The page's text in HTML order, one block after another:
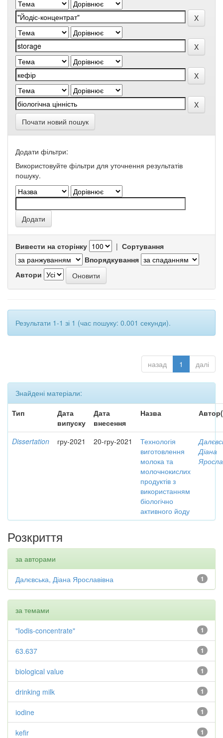
Почати новий пошук
Додати фільтри:
Використовуйте фільтри для уточнення результатів
пошуку.
Вивести на сторінку | Сортування
Впорядкування
Автори
Результати 1-1 зі 1 (час пошуку: 0.001 секунди).
назад 1 далі
Знайдені матеріали:
Тип
Дата
випуску
Дата
внесення
Назва
Dissertation гру-2021 20-гру-2021
Технологія
виготовлення
молока та
молочнокислих
продуктів з
використанням
біологічно
активного йоду
Діана
Розкриття
за авторами
1
Далєвська, Діана Ярославівна
за темами
1
"Iodis-concentrate"
1
63.637
1
biological value
1
drinking milk
1
iodine
1
kefir